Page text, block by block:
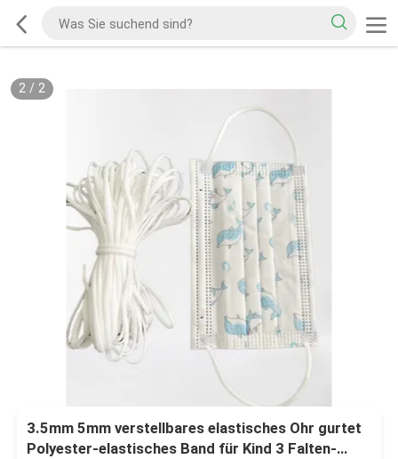
2/ 2
3.5mm 5mm verstellbares elastisches Ohr gurtet
Polyester-elastisches Band für Kind 3 Falten-